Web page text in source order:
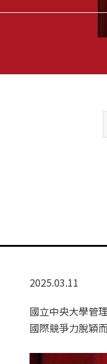
2025.03.11
國立中央大學管
國際競爭力脫穎